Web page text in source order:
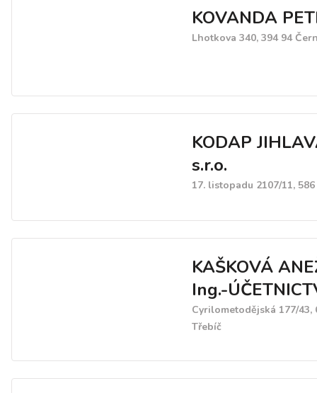
KOVANDA
Lhotkova 340, 394 94
KODAP
s.r.o.
17. listopadu 2107/11,
KAŠKOVÁ
Ing.-
Cyrilometodějská 177/43,
Třebíč